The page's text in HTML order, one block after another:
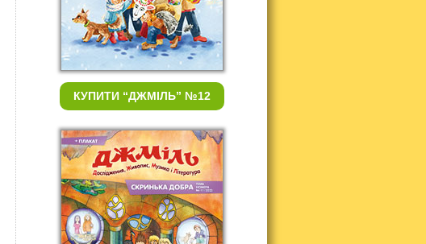
КУПИТИ “ДЖМІЛЬ” №12